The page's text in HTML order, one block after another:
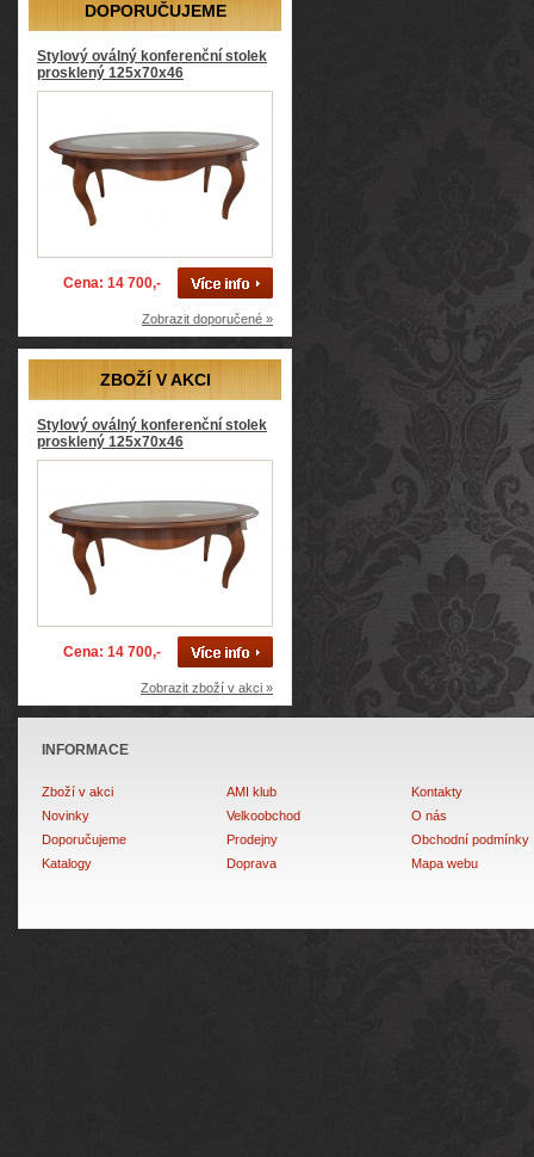
DOPORUČUJEME
Stylový oválný konferenční stolek
prosklený 125x70x46
Cena: 14 700,-
Zobrazit doporučené »
ZBOŽÍ V AKCI
Stylový oválný konferenční stolek
prosklený 125x70x46
Cena: 14 700,-
Zobrazit zboží v akci »
INFORMACE
Zboží v akci
Novinky
Doporučujeme
Katalogy
AMI klub
Velkoobchod
Prodejny
Doprava
Kontakty
O nás
Obchodní podmínky
Mapa webu